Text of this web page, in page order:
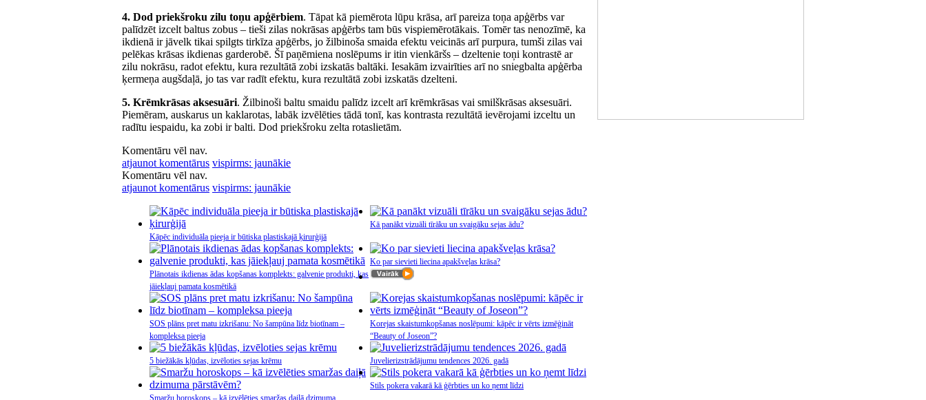
4. Dod priekšroku zilu toņu apģērbiem. Tāpat kā piemērota lūpu krāsa, arī pareiza toņa apģērbs var
palīdzēt izcelt baltus zobus – tieši zilas nokrāsas apģērbs tam būs vispiemērotākais. Tomēr tas nenozīmē, ka
ikdienā ir jāvelk tikai spilgts tirkīza apģērbs, jo žilbinoša smaida efektu veicinās arī purpura, tumši zilas vai
pelēkas krāsas ikdienas garderobē. Šī paņēmiena noslēpums ir itin vienkāršs – dzeltenie toņi kontrastē ar
zilu nokrāsu, radot efektu, kura rezultātā zobi izskatās baltāki. Iesakām izvairīties arī no sniegbalta apģērba
ķermeņa augšdaļā, jo tas var radīt efektu, kura rezultātā zobi izskatās dzelteni.
5. Krēmkrāsas aksesuāri. Žilbinoši baltu smaidu palīdz izcelt arī krēmkrāsas vai smilškrāsas aksesuāri.
Piemēram, auskarus un kaklarotas, labāk izvēlēties tādā tonī, kas kontrasta rezultātā ievērojami izceltu un
radītu iespaidu, ka zobi ir balti. Dod priekšroku zelta rotaslietām.
Komentāru vēl nav.
atjaunot komentārus vispirms: jaunākie
Komentāru vēl nav.
atjaunot komentārus vispirms: jaunākie
Kāpēc individuāla pieeja ir būtiska plastiskajā ķirurģijā
Kā panākt vizuāli tīrāku un svaigāku sejas ādu?
Plānotais ikdienas ādas kopšanas komplekts: galvenie produkti, kas
jāiekļauj pamata kosmētikā
Ko par sievieti liecina apakšveļas krāsa?
SOS plāns pret matu izkrišanu: No šampūna līdz biotīnam –
kompleksa pieeja
Korejas skaistumkopšanas noslēpumi: kāpēc ir vērts izmēģināt
“Beauty of Joseon”?
5 biežākās kļūdas, izvēloties sejas krēmu Juvelierizstrādājumu tendences 2026. gadā
Smaržu horoskops – kā izvēlēties smaržas daiļā dzimuma
Stils pokera vakarā kā ģērbties un ko ņemt līdzi